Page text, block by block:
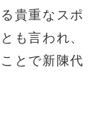
貴重なスポ
も言われ、
とで新陳代